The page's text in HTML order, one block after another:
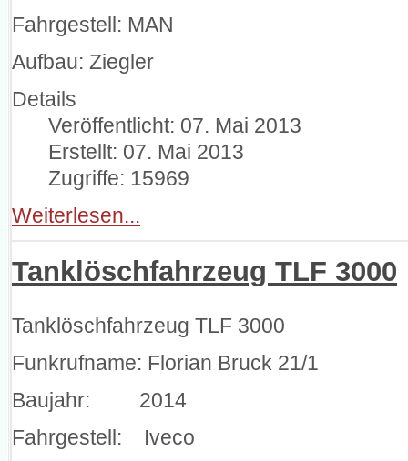
Fahrgestell: MAN
Aufbau: Ziegler
Details
Veröffentlicht: 07. Mai 2013
Erstellt: 07. Mai 2013
Zugriffe: 15969
Weiterlesen...
Tanklöschfahrzeug TLF 3000
Tanklöschfahrzeug TLF 3000
Funkrufname: Florian Bruck 21/1
Baujahr: 2014
Fahrgestell: Iveco